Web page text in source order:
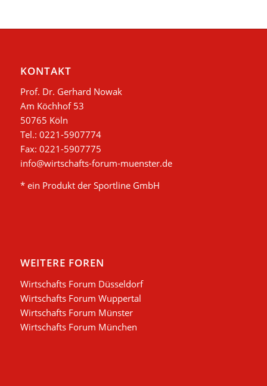
KONTAKT
Prof. Dr. Gerhard Nowak
Am Köchhof 53
50765 Köln
Tel.: 0221-5907774
Fax: 0221-5907775
info@wirtschafts-forum-muenster.de
* ein Produkt der Sportline GmbH
WEITERE FOREN
Wirtschafts Forum Düsseldorf
Wirtschafts Forum Wuppertal
Wirtschafts Forum Münster
Wirtschafts Forum München